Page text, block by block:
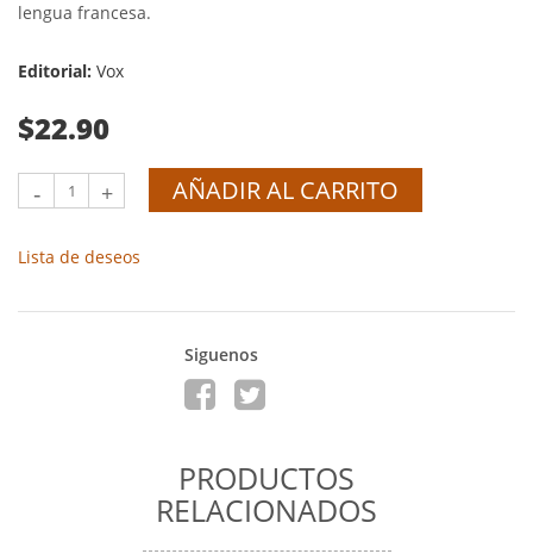
lengua francesa.
Editorial: Vox
$22.90
- + AÑADIR AL CARRITO
Lista de deseos
Siguenos
PRODUCTOS
RELACIONADOS